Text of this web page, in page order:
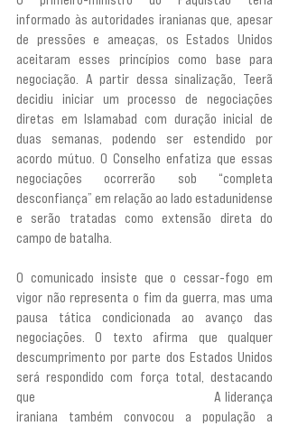
informado às autoridades iranianas que, apesar
de pressões e ameaças, os Estados Unidos
aceitaram esses princípios como base para
negociação. A partir dessa sinalização, Teerã
decidiu iniciar um processo de negociações
diretas em Islamabad com duração inicial de
duas semanas, podendo ser estendido por
acordo mútuo. O Conselho enfatiza que essas
negociações ocorrerão sob “completa
desconfiança” em relação ao lado estadunidense
e serão tratadas como extensão direta do
campo de batalha.
O comunicado insiste que o cessar-fogo em
vigor não representa o fim da guerra, mas uma
pausa tática condicionada ao avanço das
negociações. O texto afirma que qualquer
descumprimento por parte dos Estados Unidos
será respondido com força total, destacando
que
A liderança
iraniana também convocou a população a